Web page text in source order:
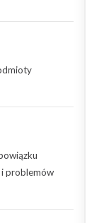
i problemów